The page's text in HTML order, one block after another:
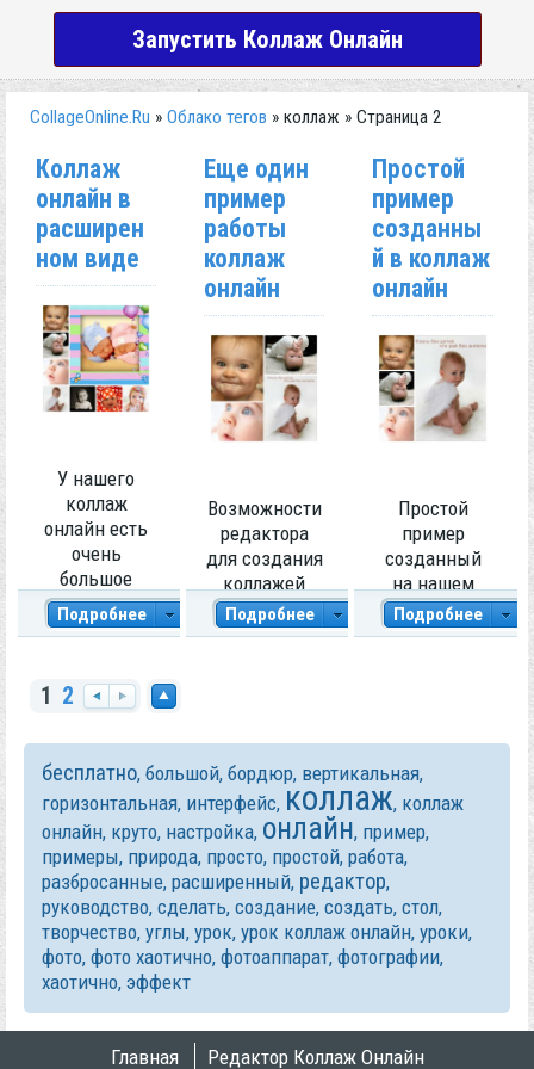
Запустить Коллаж Онлайн
CollageOnline.Ru » Облако тегов » коллаж » Страница 2
Коллаж
онлайн в
расширен
ном виде
У нашего
коллаж
онлайн есть
очень
большое
количество
вариантов
я фото.
Подробнее
Категория:
Примеры работ
Еще один
пример
работы
коллаж
онлайн
Возможности
редактора
для создания
коллажей
онлайн
поражают
Подробнее
Категория:
Примеры работ
Простой
пример
созданны
й в коллаж
онлайн
Простой
пример
созданный
на нашем
сайте коллаж
онлайн,
либо
графических
программ.
Подробнее
Категория:
1 2
д
ед х
бесплатно, большой, бордюр, вертикальная,
горизонтальная, интерфейс, коллаж, коллаж
онлайн, круто, настройка, онлайн, пример,
примеры, природа, просто, простой, работа,
разбросанные, расширенный, редактор,
руководство, сделать, создание, создать, стол,
творчество, углы, урок, урок коллаж онлайн, уроки,
фото, фото хаотично, фотоаппарат, фотографии,
хаотично, эффект
Главная Редактор Коллаж Онлайн